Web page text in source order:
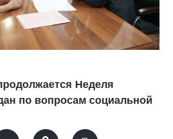
Неделя
по вопросам социальной